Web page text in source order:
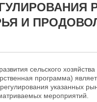
И
сельского хозяйства
программа)
указанных
мероприятий.